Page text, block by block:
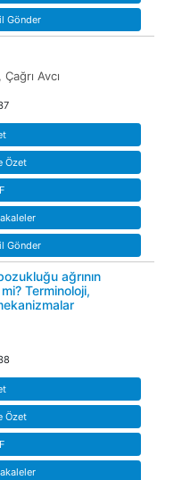
Gönder
Avcı
Özet
Gönder
ağrının
Terminoloji,
Özet